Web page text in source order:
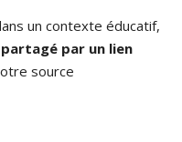
un contexte éducatif,
partagé par un lien
source